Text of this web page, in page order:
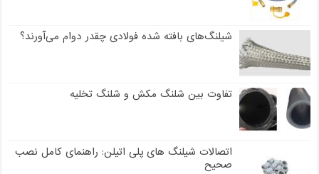
شیلنگ‌های بافته شده فولادی چقدر دوام می‌آورند؟
تفاوت بین شلنگ مکش و شلنگ تخلیه
اتصالات شیلنگ های پلی اتیلن: راهنمای کامل نصب
صحیح